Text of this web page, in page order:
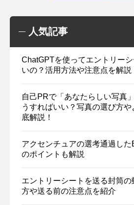
人気記事
ChatGPTを使ってエントリー
いの？活用方法や注意点を解説
自己PRで「あなたらしい写真
うすればいい？写真の選び方
底解説！
アクセンチュアの選考通過し
のポイントも解説
エントリーシートを送る封筒の
方や送る前の注意点を紹介